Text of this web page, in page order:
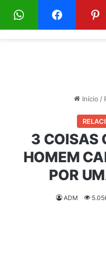
Menu
Início /
3 COISAS
HOMEM
POR
ADM